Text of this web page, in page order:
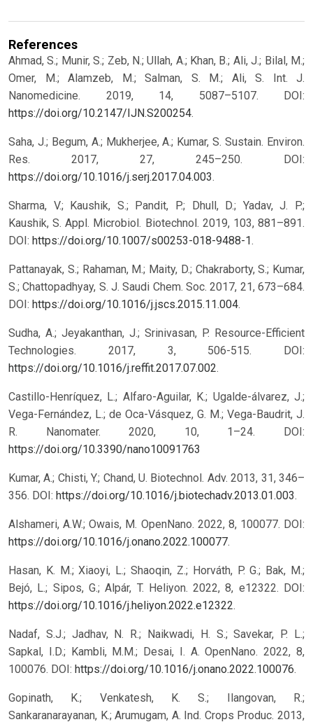
References
Ahmad, S.; Munir, S.; Zeb, N.; Ullah, A.; Khan, B.; Ali, J.; Bilal, M.;
Omer, M.; Alamzeb, M.; Salman, S. M.; Ali, S. Int. J.
Nanomedicine. 2019, 14, 5087–5107. DOI:
https://doi.org/10.2147/IJN.S200254.
Saha, J.; Begum, A.; Mukherjee, A.; Kumar, S. Sustain. Environ.
Res. 2017, 27, 245–250. DOI:
https://doi.org/10.1016/j.serj.2017.04.003.
Sharma, V.; Kaushik, S.; Pandit, P.; Dhull, D.; Yadav, J. P.;
Kaushik, S. Appl. Microbiol. Biotechnol. 2019, 103, 881–891.
DOI: https://doi.org/10.1007/s00253-018-9488-1.
Pattanayak, S.; Rahaman, M.; Maity, D.; Chakraborty, S.; Kumar,
S.; Chattopadhyay, S. J. Saudi Chem. Soc. 2017, 21, 673–684.
DOI: https://doi.org/10.1016/j.jscs.2015.11.004.
Sudha, A.; Jeyakanthan, J.; Srinivasan, P. Resource-Efficient
Technologies. 2017, 3, 506-515. DOI:
https://doi.org/10.1016/j.reffit.2017.07.002.
Castillo-Henríquez, L.; Alfaro-Aguilar, K.; Ugalde-álvarez, J.;
Vega-Fernández, L.; de Oca-Vásquez, G. M.; Vega-Baudrit, J.
R. Nanomater. 2020, 10, 1–24.
DOI:
https://doi.org/10.3390/nano10091763
Kumar, A.; Chisti, Y.; Chand, U. Biotechnol. Adv. 2013, 31, 346–
356. DOI: https://doi.org/10.1016/j.biotechadv.2013.01.003.
Alshameri, A.W.; Owais, M. OpenNano. 2022, 8, 100077. DOI:
https://doi.org/10.1016/j.onano.2022.100077.
Hasan, K. M.; Xiaoyi, L.; Shaoqin, Z.; Horváth, P. G.; Bak, M.;
Bejó, L.; Sipos, G.; Alpár, T. Heliyon. 2022, 8, e12322. DOI:
https://doi.org/10.1016/j.heliyon.2022.e12322.
Nadaf, S.J.; Jadhav, N. R.; Naikwadi, H. S.; Savekar, P. L.;
Sapkal, I.D.; Kambli, M.M.; Desai, I. A. OpenNano. 2022, 8,
100076. DOI: https://doi.org/10.1016/j.onano.2022.100076.
Gopinath, K.; Venkatesh, K. S.; Ilangovan, R.;
Sankaranarayanan, K.; Arumugam, A. Ind. Crops Produc. 2013,